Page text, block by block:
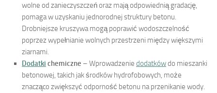
wolne od zanieczyszczeń oraz mają odpowiednią gradację,
pomaga w uzyskaniu jednorodnej struktury betonu.
Drobniejsze kruszywa mogą poprawić wodoszczelność
poprzez wypełnianie wolnych przestrzeni między większymi
ziarnami.
Dodatki chemiczne – Wprowadzenie dodatkówdo mieszanki
betonowej, takich jak środków hydrofobowych, może
znacząco zwiększyć odporność betonu na przenikanie wody.